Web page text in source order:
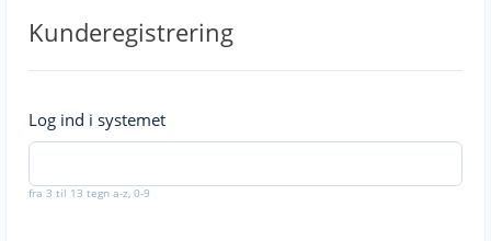
Kunderegistrering
Log ind i systemet
fra 3 til 13 tegn a-z, 0-9